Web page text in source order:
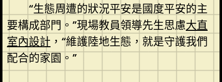
“生態周遭的狀況平安是國度平安的主
要構成部門。”現場教員領導先生思慮大直
室內設計 ，“維護陸地生態，就是守護我們
配合的家園。”